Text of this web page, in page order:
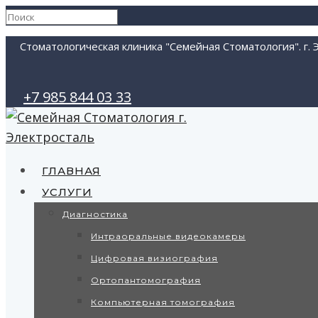
Стоматологическая клиника "Семейная Стоматология". г.
+7 985 844 03 33
ГЛАВНАЯ
УСЛУГИ
Диагностика
Интраоральные видеокамеры
Цифровая визиография
Ортопантомография
Компьютерная томография